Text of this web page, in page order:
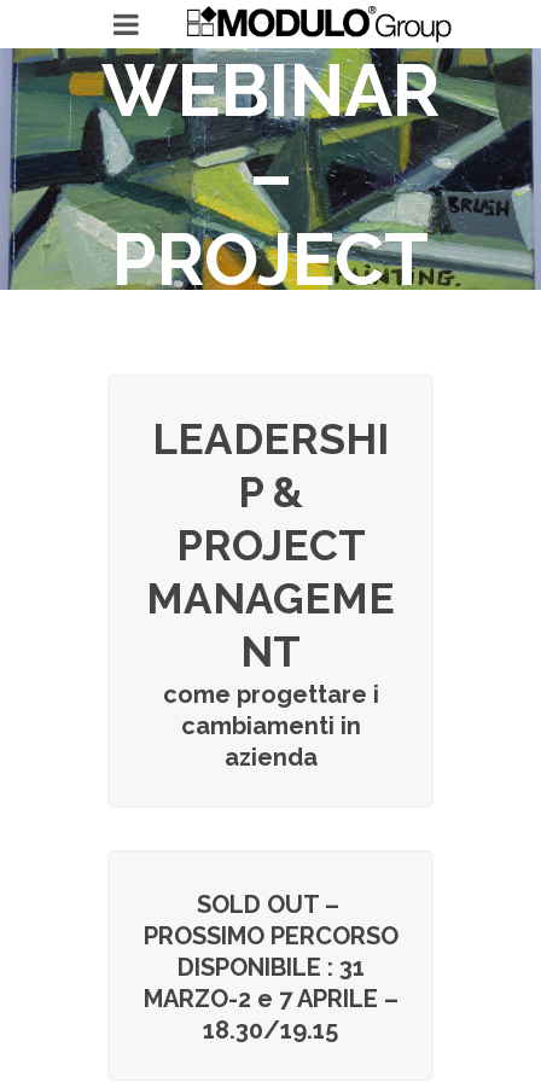
MODULO GROUP
RICERCHE IN ESSERE
LEADERSHIP ACCELERATOR
WEBINAR
–
PROJECT
LEADERSHI
P &
PROJECT
MANAGEME
NT
come progettare i
cambiamenti in
azienda
SOLD OUT –
PROSSIMO PERCORSO
DISPONIBILE : 31
MARZO-2 e 7 APRILE –
18.30/19.15